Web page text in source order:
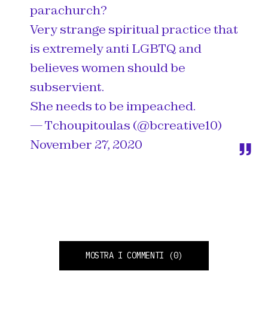
parachurch?
Very strange spiritual practice that
is extremely anti LGBTQ and
believes women should be
subservient.
She needs to be impeached.
— Tchoupitoulas (@bcreative10)
November 27, 2020
MOSTRA I COMMENTI (0)